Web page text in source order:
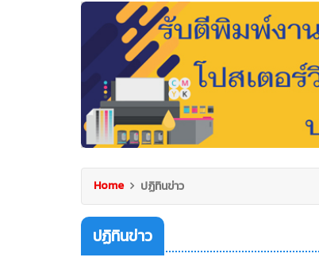
Home ปฏิทินข่าว
ปฏิทินข่าว